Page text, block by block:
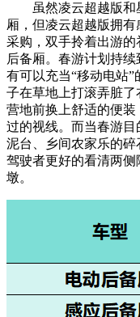
虽然凌云超越版
厢，但凌云超越版拥
采购，双手拎着出游
后备厢。春游计划持
有可以充当“移动电站
子在草地上打滚弄脏
营地前换上舒适的便
过的视线。而当春游
泥台、乡间农家乐的
驾驶者更好的看清两
墩。